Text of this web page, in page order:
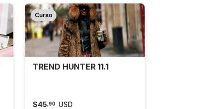
Curso
TREND HUNTER 11.1
$45 ,90 USD